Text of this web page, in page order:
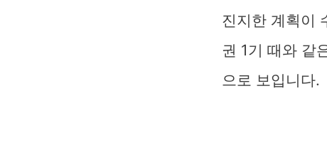
진지한 계획이
권 1기 때와 같
으로 보입니다.